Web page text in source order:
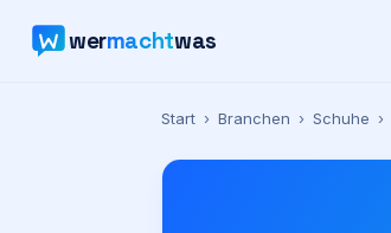
wermachtwas
Start › Branchen › Schuhe ›